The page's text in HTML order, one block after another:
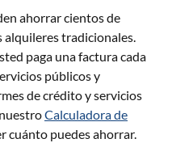
ahorrar cientos de
alquileres tradicionales.
paga una factura cada
públicos y
de crédito y servicios
Calculadora de
cuánto puedes ahorrar.